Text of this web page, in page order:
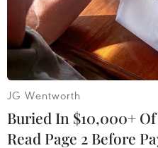
#Thiết bị an ninh #Hải
JG Wentworth
Buried In $10,000+
Read Page 2 Before